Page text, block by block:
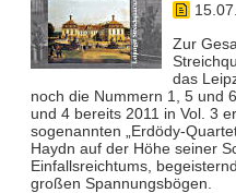
Zur
das
noch die Nummern 1, 5 und
und 4 bereits 2011 in Vol. 3
sogenannten „Erdödy-
Haydn auf der Höhe seiner
Einfallsreichtums,
großen Spannungsbögen.